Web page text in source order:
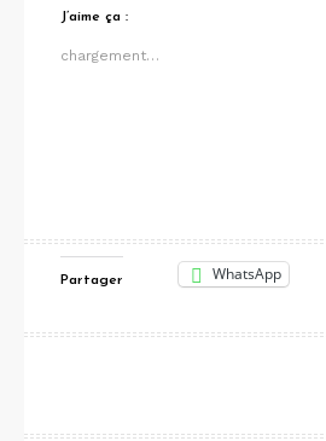
J’aime ça :
chargement…
Partager WhatsApp